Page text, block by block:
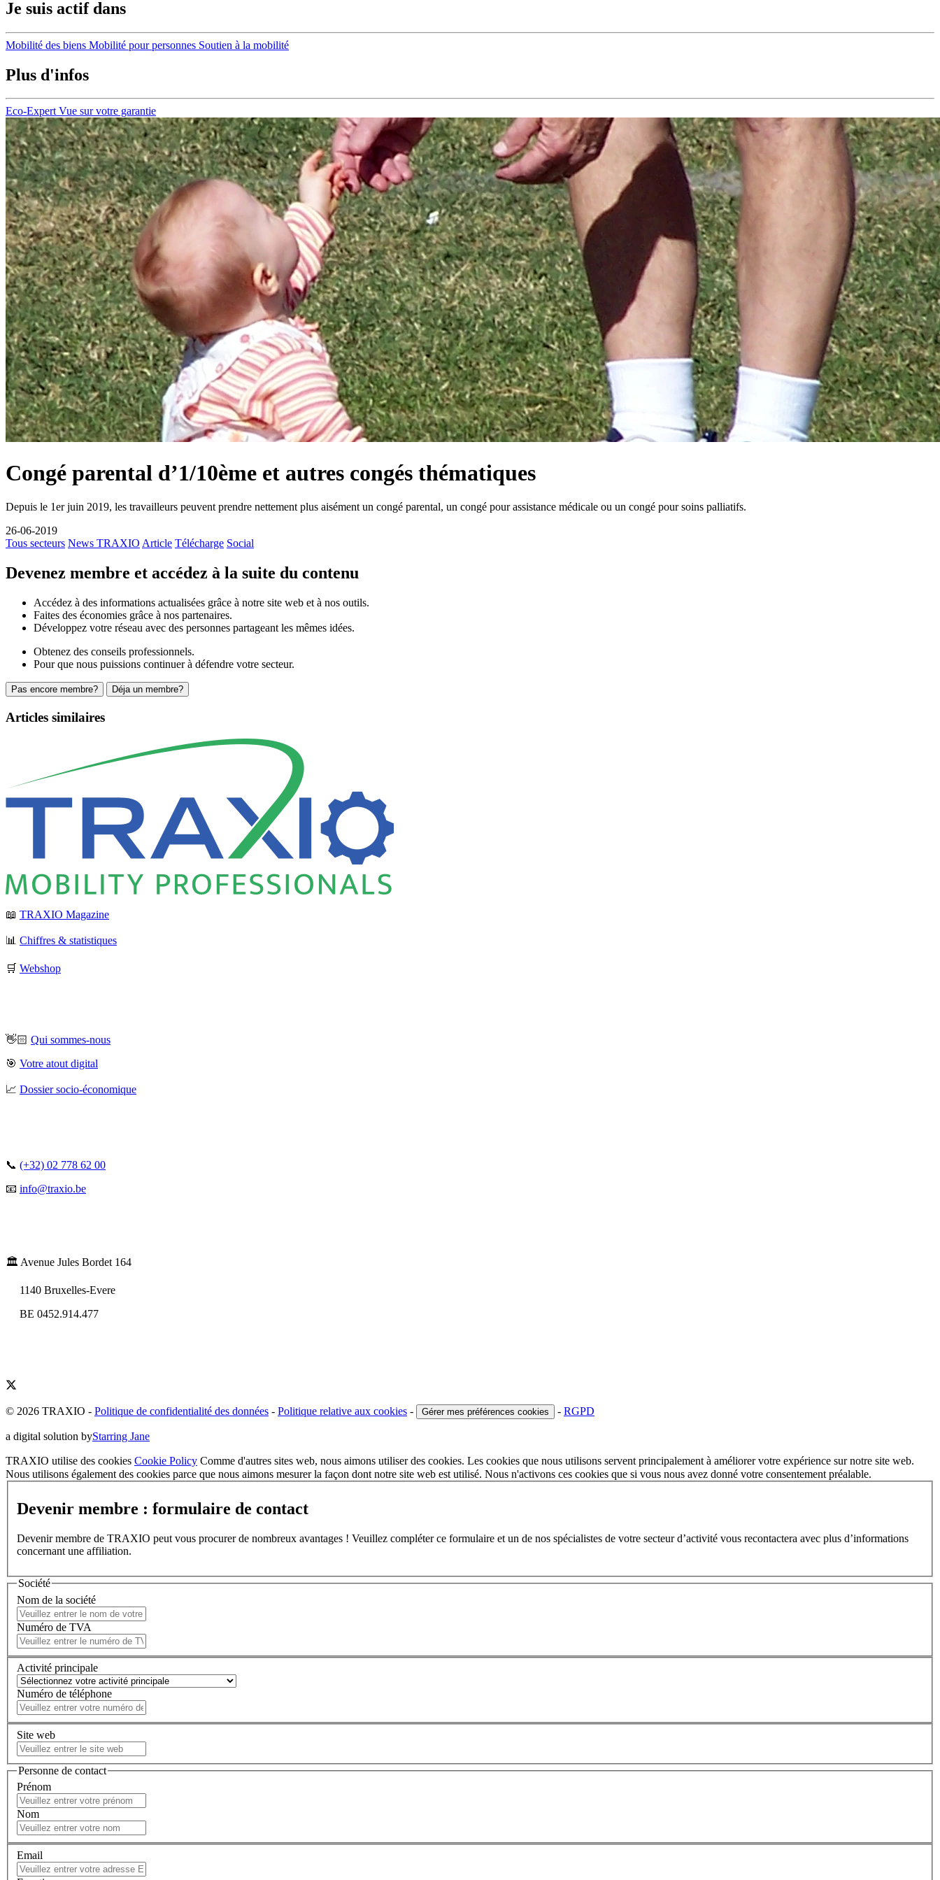
Je suis actif dans
Mobilité des biens Mobilité pour personnes Soutien à la mobilité
Plus d'infos
Eco-Expert Vue sur votre garantie
Congé parental d’1/10ème et autres congés thématiques
Depuis le 1er juin 2019, les travailleurs peuvent prendre nettement plus aisément un congé parental, un congé pour assistance médicale ou un congé pour soins palliatifs.
26-06-2019
Tous secteurs News TRAXIO Article Télécharge Social
Devenez membre et accédez à la suite du contenu
Accédez à des informations actualisées grâce à notre site web et à nos outils.
Faites des économies grâce à nos partenaires.
Développez votre réseau avec des personnes partageant les mêmes idées.
Obtenez des conseils professionnels.
Pour que nous puissions continuer à défendre votre secteur.
Pas encore membre? Déja un membre?
Articles similaires
📖 TRAXIO Magazine
📊 Chiffres & statistiques
🛒 Webshop
👋🏻 Qui sommes-nous
🎯 Votre atout digital
📈 Dossier socio-économique
📞 (+32) 02 778 62 00
📧 info@traxio.be
🏛️ Avenue Jules Bordet 164
1140 Bruxelles-Evere
BE 0452.914.477
© 2026 TRAXIO - Politique de confidentialité des données - Politique relative aux cookies - Gérer mes préférences cookies - RGPD
a digital solution byStarring Jane
TRAXIO utilise des cookies Cookie Policy Comme d'autres sites web, nous aimons utiliser des cookies. Les cookies que nous utilisons servent principalement à améliorer votre expérience sur notre site web.
Nous utilisons également des cookies parce que nous aimons mesurer la façon dont notre site web est utilisé. Nous n'activons ces cookies que si vous nous avez donné votre consentement préalable.
Devenir membre : formulaire de contact
Devenir membre de TRAXIO peut vous procurer de nombreux avantages ! Veuillez compléter ce formulaire et un de nos spécialistes de votre secteur d’activité vous recontactera avec plus d’informations
concernant une affiliation.
Société
Nom de la société
Numéro de TVA
Activité principale
Numéro de téléphone
Site web
Personne de contact
Prénom
Nom
Email